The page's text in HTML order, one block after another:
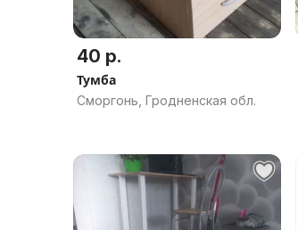
40 р.
Тумба
Сморгонь, Гродненская обл.